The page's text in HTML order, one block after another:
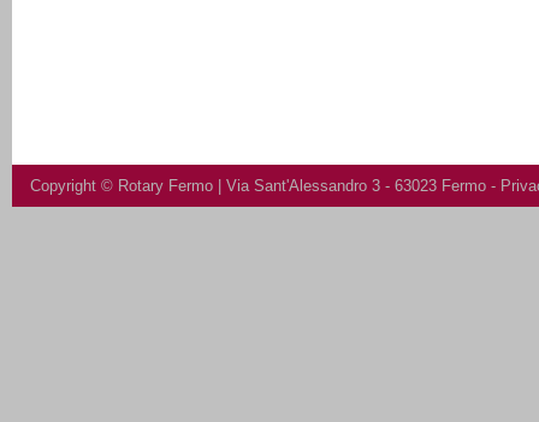
Copyright © Rotary Fermo | Via Sant'Alessandro 3 - 63023 Fermo -